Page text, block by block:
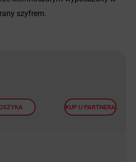
KUP U PARTNERA
szyfrem.